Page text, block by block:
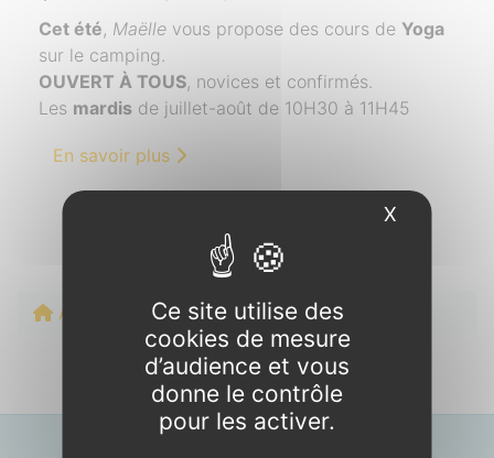
Cet été, Maëlle vous propose des cours de Yoga
sur le camping.
OUVERT À TOUS, novices et confirmés.
Les mardis de juillet-août de 10H30 à 11H45
En savoir plus
Accueil BIEN-ÊTRE
Ce site utilise des
cookies de mesure
d’audience et vous
donne le contrôle
pour les activer.
X Masquer